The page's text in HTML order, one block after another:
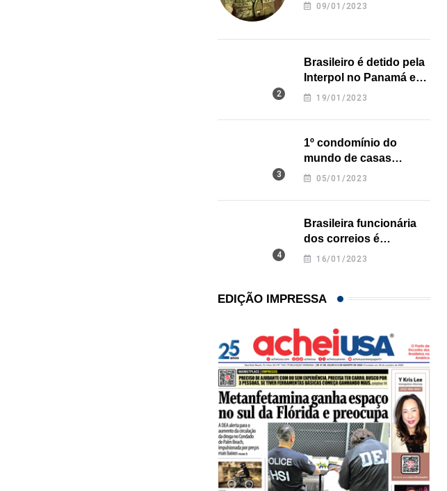
09/01/2023
Brasileiro é detido pela
Interpol no Panamá e
pode pegar prisão
19/01/2023
1º condomínio do
mundo de casas
impressas em 3D é
05/01/2023
Brasileira funcionária
dos correios é
assassinada a facadas
16/01/2023
EDIÇÃO IMPRESSA